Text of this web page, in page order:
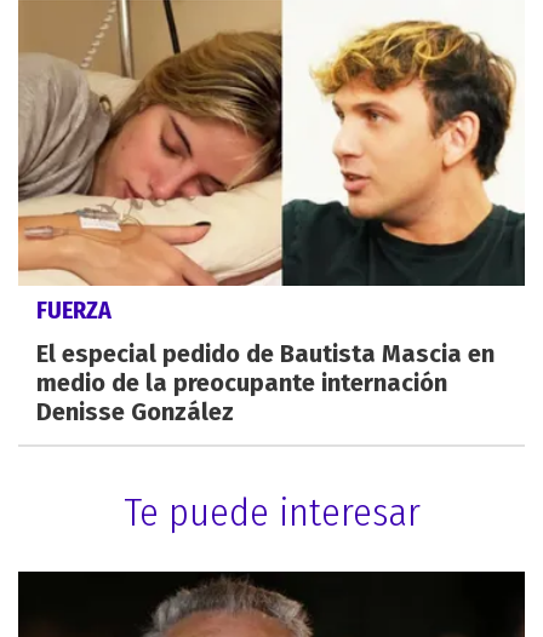
FUERZA
El especial pedido de Bautista Mascia en
medio de la preocupante internación
Denisse González
Te puede interesar